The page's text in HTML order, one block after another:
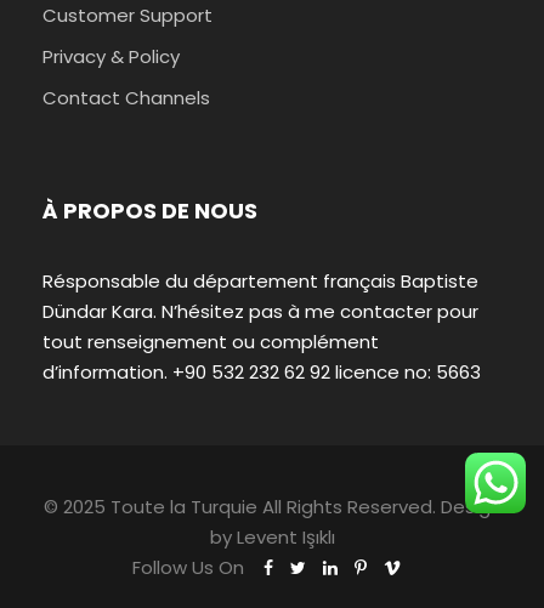
Customer Support
Privacy & Policy
Contact Channels
À PROPOS DE NOUS
Résponsable du département français Baptiste
Dündar Kara. N’hésitez pas à me contacter pour
tout renseignement ou complément
d’information. +90 532 232 62 92 licence no: 5663
© 2025 Toute la Turquie All Rights Reserved. Design
byLevent Işıklı
Follow Us On